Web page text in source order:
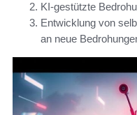
KI-gestützte
Entwicklung von
an neue